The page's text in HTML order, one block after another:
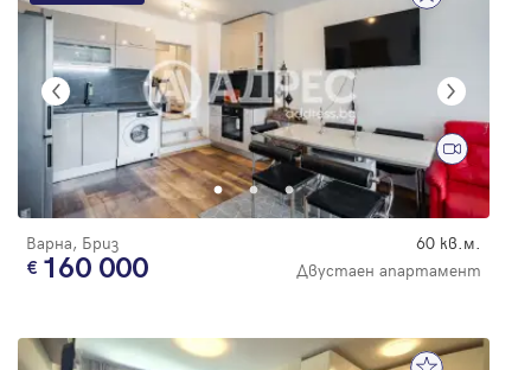
Варна, Бриз 60 кв.м.
160 000 Двустаен апартамент